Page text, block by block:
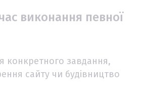
виконання певної
конкретного завдання,
сайту чи будівництво